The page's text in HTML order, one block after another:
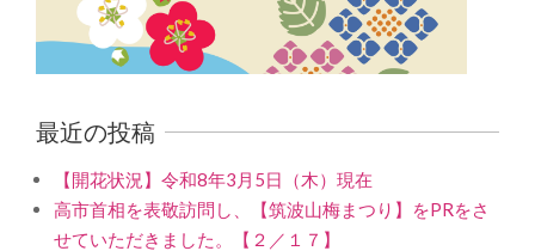
最近の投稿
【開花状況】令和8年3月5日（木）現在
高市首相を表敬訪問し、【筑波山梅まつり】をPRをさ
せていただきました。【２／１７】